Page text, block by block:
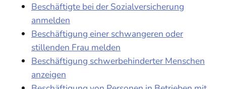
Beschäftigte bei der Sozialversicherung
anmelden
Beschäftigung einer schwangeren oder
stillenden Frau melden
Beschäftigung schwerbehinderter Menschen
anzeigen